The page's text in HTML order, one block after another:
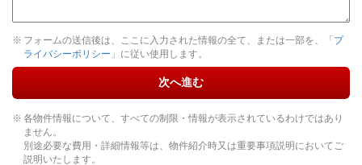
フォームの送信後は、ここに入力された情報の全て、または一部を、「 プ
ライバシーポリシー 」に従い使用します。
次へ進む
各物件情報について、すべての制限・情報が表示されているわけではあり
ません。
別途必要な費用・詳細情報等は、物件紹介時又は重要事項説明においてご
説明いたします。